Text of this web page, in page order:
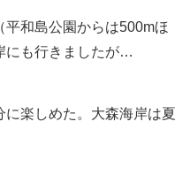
平和島公園からは500mほ
にも行きましたが…
楽しめた。大森海岸は夏